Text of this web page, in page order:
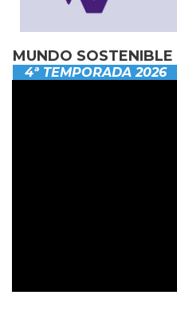
MUNDO SOSTENIBLE
4ª TEMPORADA 2026